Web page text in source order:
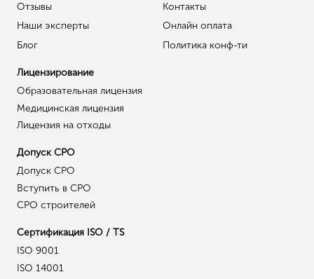
Отзывы
Наши эксперты
Блог
Контакты
Онлайн оплата
Политика конф-ти
Лицензирование
Образовательная лицензия
Медицинская лицензия
Лицензия на отходы
Допуск СРО
Допуск СРО
Вступить в СРО
СРО строителей
Сертификация ISO / TS
ISO 9001
ISO 14001